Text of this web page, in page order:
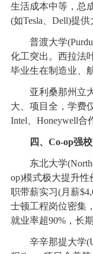
生活成本中等，总
(如Tesla、Dell)提供
普渡大学
化工突出。西拉法
毕业生在制造业、
亚利桑那州立大
大、项目全，学费
Intel、Honeywell合
四、Co-op强
东北大学
op)模式极大提升性
职带薪实习(月薪
士顿工程岗位密集
就业率超90%，长
辛辛那提大学